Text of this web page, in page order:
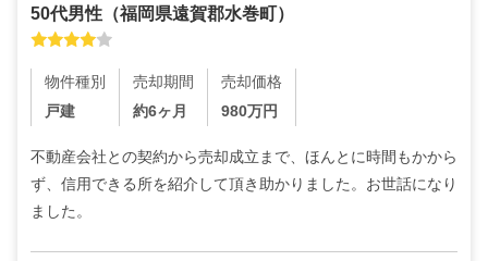
50代男性 （福岡県遠賀郡水巻町）
物件種別
戸建
売却期間
約6ヶ月
売却価格
980万円
不動産会社との契約から売却成立まで、ほんとに時間もかから
ず、信用できる所を紹介して頂き助かりました。お世話になり
ました。